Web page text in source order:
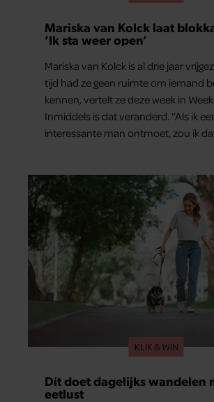
Mariska van Kolck laat
‘Ik sta weer open’
Mariska van Kolck is al drie jaar
tijd had ze geen ruimte om iemand
kennen, vertelt ze deze week in
Inmiddels is dat veranderd. “Als ik
interessante man ontmoet, zou ik
KLIK & WIN
Dít doet dagelijks wandelen
eetlust